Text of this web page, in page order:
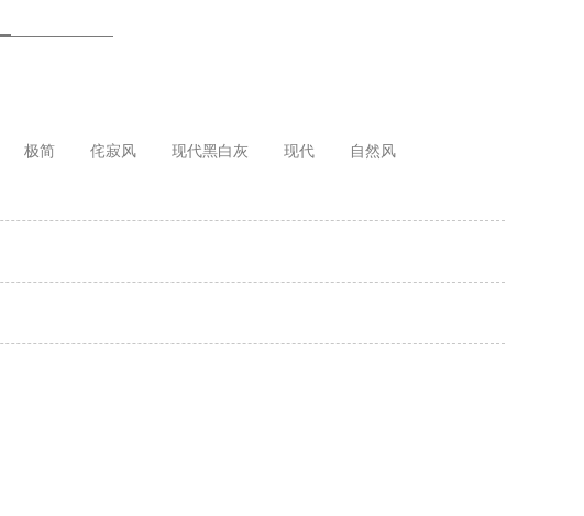
极简 侘寂风 现代黑白灰 现代 自然风